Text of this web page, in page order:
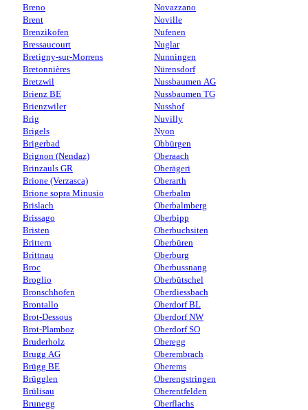
Breno
Brent
Brenzikofen
Bressaucourt
Bretigny-sur-Morrens
Bretonnières
Bretzwil
Brienz BE
Brienzwiler
Brig
Brigels
Brigerbad
Brignon (Nendaz)
Brinzauls GR
Brione (Verzasca)
Brione sopra Minusio
Brislach
Brissago
Bristen
Brittern
Brittnau
Broc
Broglio
Bronschhofen
Brontallo
Brot-Dessous
Brot-Plamboz
Bruderholz
Brugg AG
Brügg BE
Brügglen
Brülisau
Brunegg
Novazzano
Noville
Nufenen
Nuglar
Nunningen
Nürensdorf
Nussbaumen AG
Nussbaumen TG
Nusshof
Nuvilly
Nyon
Obbürgen
Oberaach
Oberägeri
Oberarth
Oberbalm
Oberbalmberg
Oberbipp
Oberbuchsiten
Oberbüren
Oberburg
Oberbussnang
Oberbütschel
Oberdiessbach
Oberdorf BL
Oberdorf NW
Oberdorf SO
Oberegg
Oberembrach
Oberems
Oberengstringen
Oberentfelden
Oberflachs